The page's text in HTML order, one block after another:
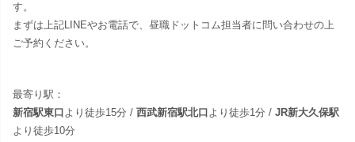
す。
まずは上記LINEやお電話で、昼職ドットコム担当者に問い合わせの上
ご予約ください。
最寄り駅：
新宿駅東口 より徒歩15分 / 西武新宿駅北口 より徒歩1分 / JR新大久保駅
より徒歩10分